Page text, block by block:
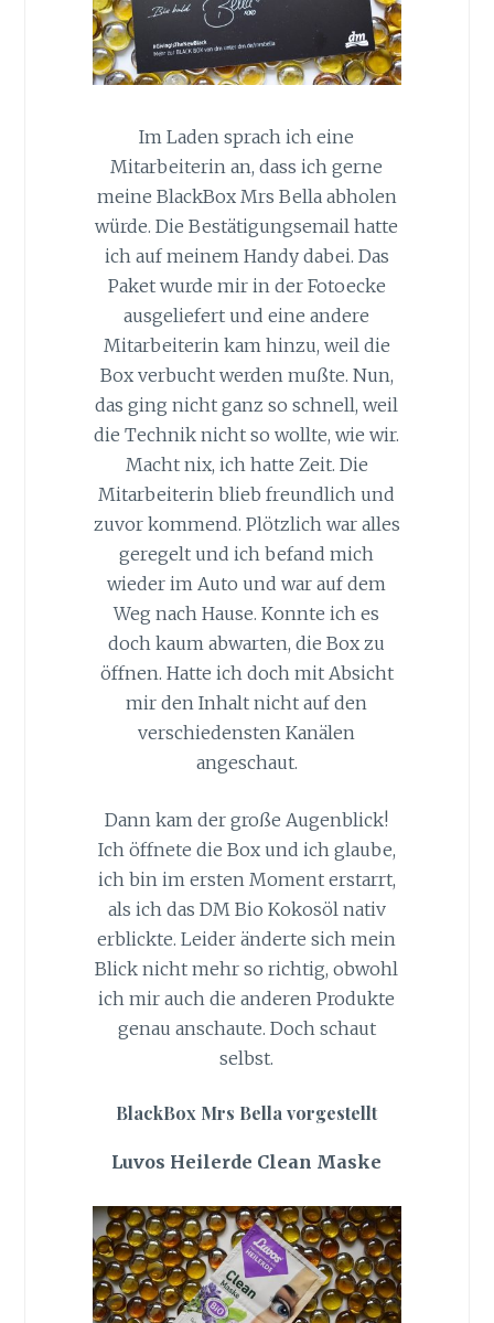
Im Laden sprach ich eine
Mitarbeiterin an, dass ich gerne
meine BlackBox Mrs Bella abholen
würde. Die Bestätigungsemail hatte
ich auf meinem Handy dabei. Das
Paket wurde mir in der Fotoecke
ausgeliefert und eine andere
Mitarbeiterin kam hinzu, weil die
Box verbucht werden mußte. Nun,
das ging nicht ganz so schnell, weil
die Technik nicht so wollte, wie wir.
Macht nix, ich hatte Zeit. Die
Mitarbeiterin blieb freundlich und
zuvor kommend. Plötzlich war alles
geregelt und ich befand mich
wieder im Auto und war auf dem
Weg nach Hause. Konnte ich es
doch kaum abwarten, die Box zu
öffnen. Hatte ich doch mit Absicht
mir den Inhalt nicht auf den
verschiedensten Kanälen
angeschaut.
Dann kam der große Augenblick!
Ich öffnete die Box und ich glaube,
ich bin im ersten Moment erstarrt,
als ich das DM Bio Kokosöl nativ
erblickte. Leider änderte sich mein
Blick nicht mehr so richtig, obwohl
ich mir auch die anderen Produkte
genau anschaute. Doch schaut
selbst.
BlackBox Mrs Bella vorgestellt
Luvos Heilerde Clean Maske